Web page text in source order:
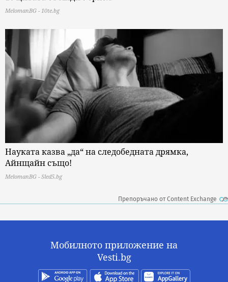
MelomanBG - 10te.bg
Науката казва „да“ на следобедната дрямка,
Айнщайн също!
MelomanBG - Sled5.bg
Препоръчано от Content Exchange
Мобилното приложение на
Vesti.bg